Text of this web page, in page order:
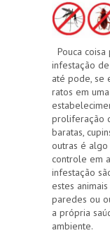
Pouca
infestação
até pode, se
ratos em
proliferação
baratas,
outras é
controle em
infestação
estes
paredes ou
a própria
ambiente.